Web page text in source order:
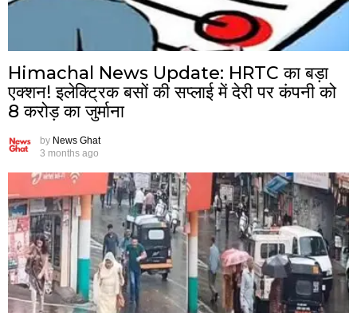
Himachal News Update: HRTC का बड़ा
एक्शन! इलेक्ट्रिक बसों की सप्लाई में देरी पर कंपनी को
8 करोड़ का जुर्माना
by News Ghat
3 months ago